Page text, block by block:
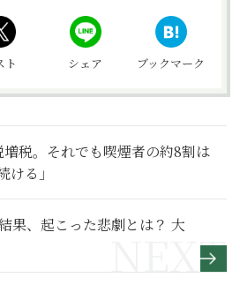
ト シェア ブックマーク
増税。それでも喫煙者の約8割は
ける」
果、起こった悲劇とは？ 大